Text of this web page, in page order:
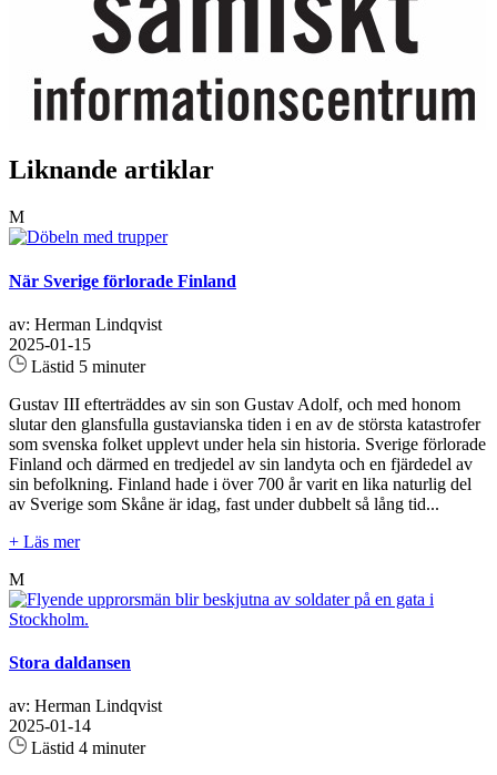
Liknande artiklar
M
När Sverige förlorade Finland
av: Herman Lindqvist
2025-01-15
Lästid 5 minuter
Gustav III efterträddes av sin son Gustav Adolf, och med honom
slutar den glansfulla gustavianska tiden i en av de största katastrofer
som svenska folket upplevt under hela sin historia. Sverige förlorade
Finland och därmed en tredjedel av sin landyta och en fjärdedel av
sin befolkning. Finland hade i över 700 år varit en lika naturlig del
av Sverige som Skåne är idag, fast under dubbelt så lång tid...
+ Läs mer
M
Stora daldansen
av: Herman Lindqvist
2025-01-14
Lästid 4 minuter